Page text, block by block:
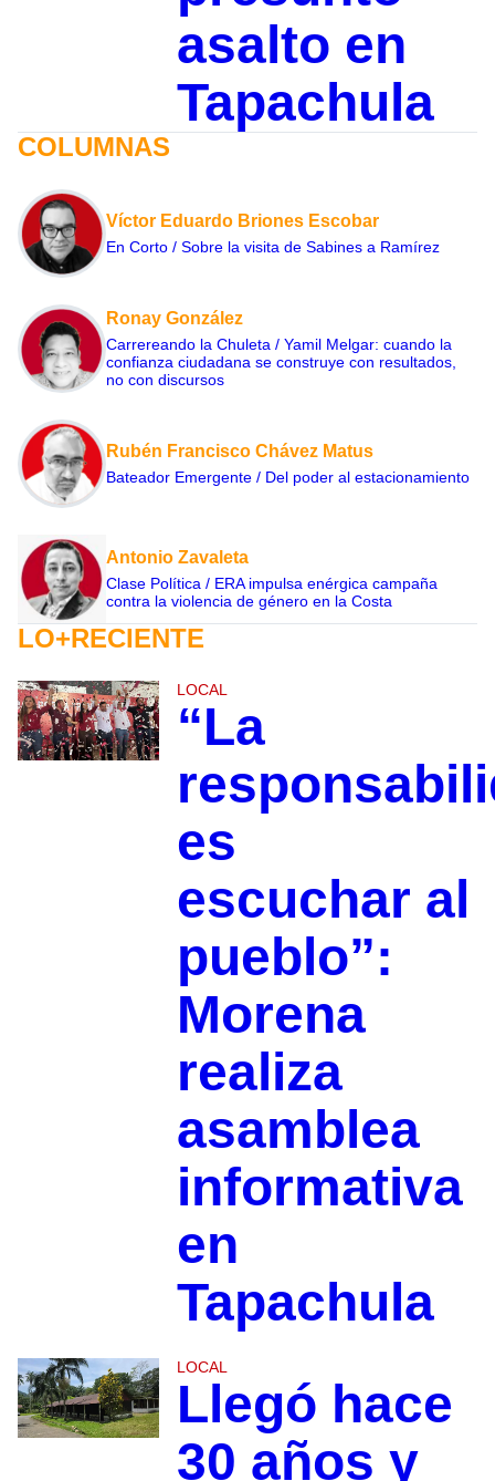
asalto en
Tapachula
COLUMNAS
Víctor Eduardo Briones Escobar
En Corto / Sobre la visita de Sabines a Ramírez
Ronay González
Carrereando la Chuleta / Yamil Melgar: cuando la
confianza ciudadana se construye con resultados,
no con discursos
Rubén Francisco Chávez Matus
Bateador Emergente / Del poder al estacionamiento
Antonio Zavaleta
Clase Política / ERA impulsa enérgica campaña
contra la violencia de género en la Costa
LO+RECIENTE
LOCAL
“La
es
escuchar al
pueblo”:
Morena
realiza
asamblea
informativa
en
Tapachula
LOCAL
Llegó hace
30 años y